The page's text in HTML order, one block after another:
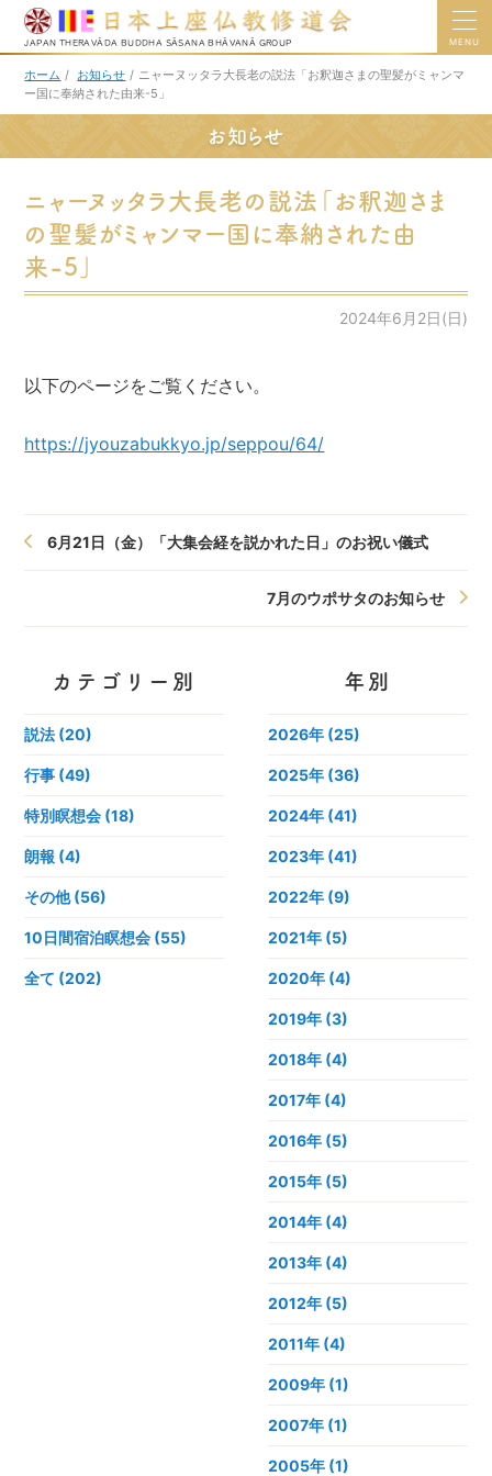
JAPAN THERAVĀDA BUDDHA SĀSANA BHĀVANĀ GROUP MENU
ホーム / お知らせ / ニャーヌッタラ大長老の説法「お釈迦さまの聖髪がミャンマ
ー国に奉納された由来-5」
お知らせ
ニャーヌッタラ大長老の説法「お釈迦さま
の聖髪がミャンマー国に奉納された由
来-5」
2024年6月2日(日)
以下のページをご覧ください。
https://jyouzabukkyo.jp/seppou/64/
6月21日（金）「大集会経を説かれた日」のお祝い儀式
7月のウポサタのお知らせ
カテゴリー別
説法 (20)
行事 (49)
特別瞑想会 (18)
朗報 (4)
その他 (56)
10日間宿泊瞑想会 (55)
全て (202)
年別
2026年 (25)
2025年 (36)
2024年 (41)
2023年 (41)
2022年 (9)
2021年 (5)
2020年 (4)
2019年 (3)
2018年 (4)
2017年 (4)
2016年 (5)
2015年 (5)
2014年 (4)
2013年 (4)
2012年 (5)
2011年 (4)
2009年 (1)
2007年 (1)
2005年 (1)